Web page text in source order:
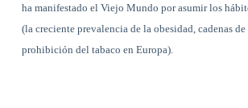
ha manifestado el Viejo Mundo por asumir los
(la creciente prevalencia de la obesidad, cadenas
prohibición del tabaco en Europa).